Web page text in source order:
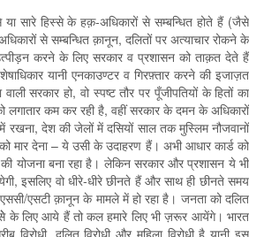
सारे हिस्से के हक़-अधिकारों से सम्बन्धित होते हैं (जैसे
से सम्बन्धित क़ानून, दलितों पर अत्याचार रोकने के
करने के लिए सरकार व प्रशासन को ताक़त देते हैं
यानी एनकाउण्टर व गिरफ़्तार करने की इजाज़त
सरकार हो, वो स्पष्ट तौर पर पूँजीपतियों के हितों का
लगातार कम कर रही है, वहीं सरकार के दमन के अधिकारों
रखना, देश की जेलों में दसियों साल तक मुस्लिम नौजवानों
मार देना – ये उसी के उदाहरण हैं। अभी आधार कार्ड को
योजना बना रहा है। लेकिन सरकार और प्रशासन ये भी
इसलिए वो धीरे-धीरे छीनते हैं और साथ ही छीनते समय
एसटी क़ानून के मामले में हो रहा है। जनता को दलित
के लिए आये हैं तो कल हमारे लिए भी ज़रूर आयेंगे। भारत
विरोधी, दलित विरोधी और महिला विरोधी है यानी इस